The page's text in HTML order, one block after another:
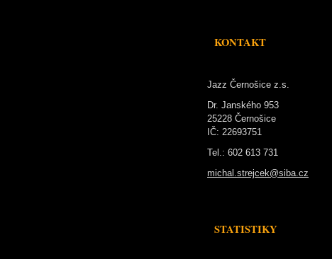
KONTAKT
Jazz Černošice z.s.
Dr. Janského 953
25228 Černošice
IČ: 22693751
Tel.: 602 613 731
michal.strejcek@siba.cz
STATISTIKY